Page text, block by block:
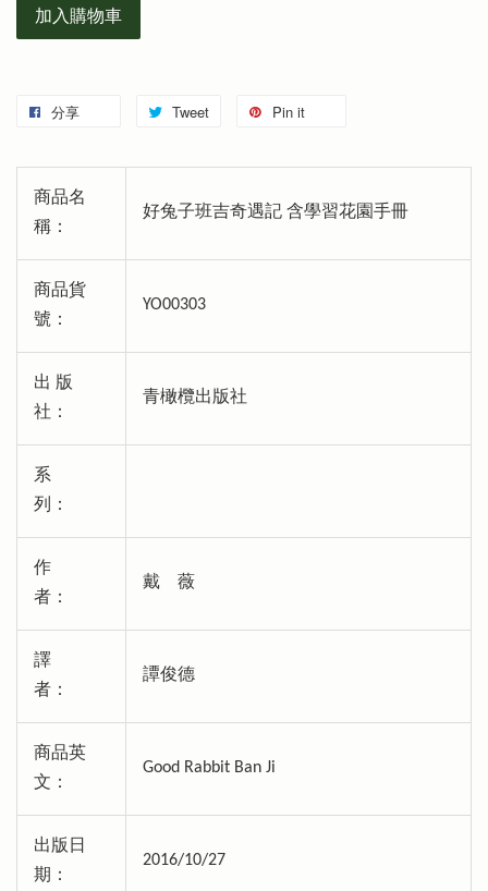
加入購物車
分享 Tweet Pin it
商品名
稱：
好兔子班吉奇遇記 含學習花園手冊
商品貨
號：
YO00303
出 版
社：
青橄欖出版社
系
列：
作
者：
戴 薇
譯
者：
譚俊德
商品英
文：
Good Rabbit Ban Ji
出版日
期：
2016/10/27